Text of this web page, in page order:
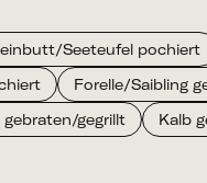
Seeteufel pochiert
Forelle/Saibling
gegrillt Kalb